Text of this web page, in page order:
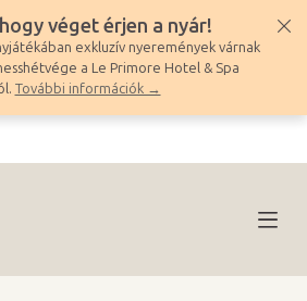
véget érjen a nyár!
exkluzív nyeremények várnak
a Le Primore Hotel & Spa
További információk →